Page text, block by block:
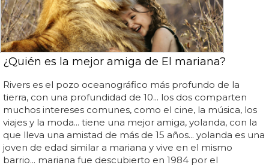
¿Quién es la mejor amiga de El mariana?
Rivers es el pozo oceanográfico más profundo de la
tierra, con una profundidad de 10... los dos comparten
muchos intereses comunes, como el cine, la música, los
viajes y la moda... tiene una mejor amiga, yolanda, con la
que lleva una amistad de más de 15 años... yolanda es una
joven de edad similar a mariana y vive en el mismo
barrio... mariana fue descubierto en 1984 por el